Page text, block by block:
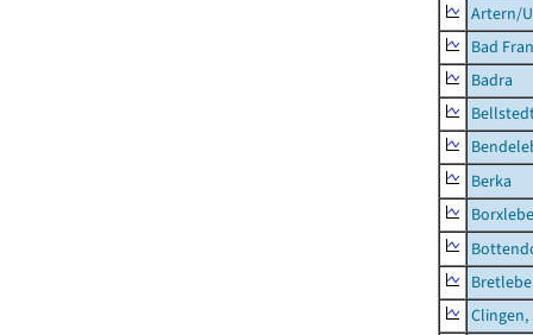
Artern/
Bad
Badra
Berka